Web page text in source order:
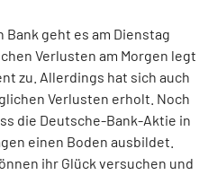
geht es am Dienstag
Verlusten am Morgen legt
zu. Allerdings hat sich auch
Verlusten erholt. Noch
die Deutsche-Bank-Aktie in
einen Boden ausbildet.
ihr Glück versuchen und